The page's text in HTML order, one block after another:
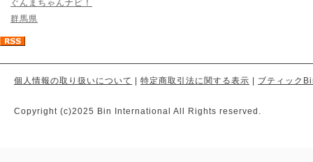
ぐんまちゃんナビ！
群馬県
個人情報の取り扱いについて 特定商取引法に関する表示 ブティック
Copyright (c)2025 Bin International All Rights reserved.